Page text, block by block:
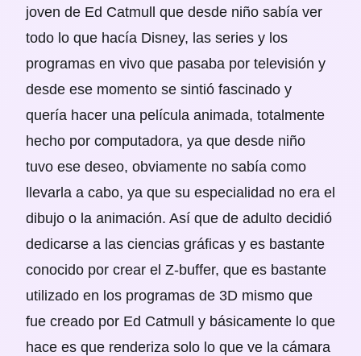
joven de Ed Catmull que desde niño sabía ver
todo lo que hacía Disney, las series y los
programas en vivo que pasaba por televisión y
desde ese momento se sintió fascinado y
quería hacer una película animada, totalmente
hecho por computadora, ya que desde niño
tuvo ese deseo, obviamente no sabía como
llevarla a cabo, ya que su especialidad no era el
dibujo o la animación. Así que de adulto decidió
dedicarse a las ciencias gráficas y es bastante
conocido por crear el Z-buffer, que es bastante
utilizado en los programas de 3D mismo que
fue creado por Ed Catmull y básicamente lo que
hace es que renderiza solo lo que ve la cámara